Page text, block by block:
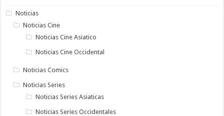
Noticias
Noticias Cine
Noticias Cine Asiatico
Noticias Cine Occidental
Noticias Comics
Noticias Series
Noticias Series Asiaticas
Noticias Series Occidentales